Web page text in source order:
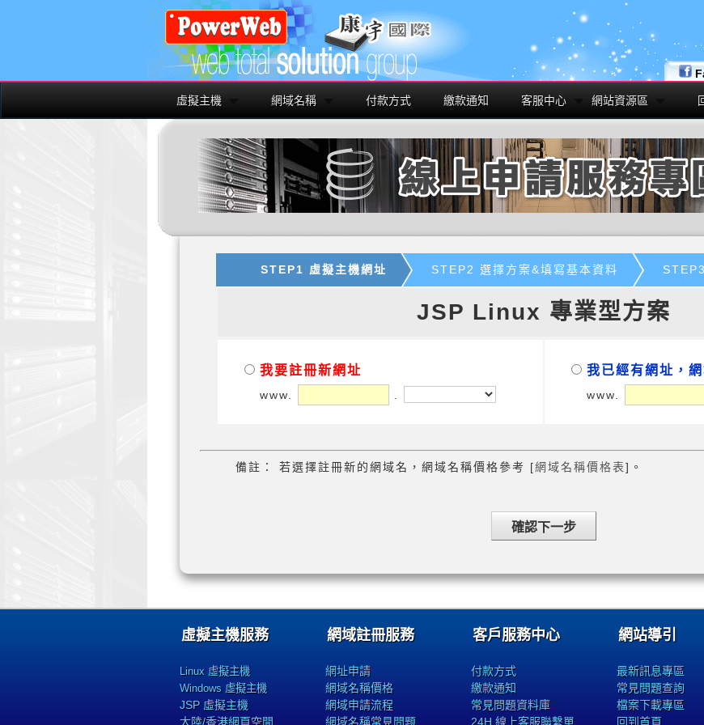
虛擬主機 網域名稱 付款方式 繳款通知 客服中心 網站資源區
STEP1 虛擬主機網址 STEP2 選擇方案&填寫基本資料
JSP Linux 專業型方案
我要註冊新網址
www.
我已經有網址，
www.
備註： 若選擇註冊新的網域名，網域名稱價格參考 [網域名稱價格表]。
虛擬主機服務
Linux 虛擬主機
Windows 虛擬主機
JSP 虛擬主機
大陸/香港網頁空間
網域註冊服務
網址申請
網域名稱價格
網域申請流程
網域名稱常見問題
客戶服務中心
付款方式
繳款通知
常見問題資料庫
24H 線上客服聯繫單
網站導引
最新訊息專區
常見問題查詢
檔案下載專區
回到首頁